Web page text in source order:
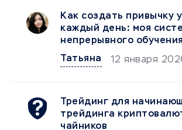
Как создать привычку
каждый день: моя
непрерывного обучения
Татьяна
12 января
Трейдинг для
трейдинга
чайников